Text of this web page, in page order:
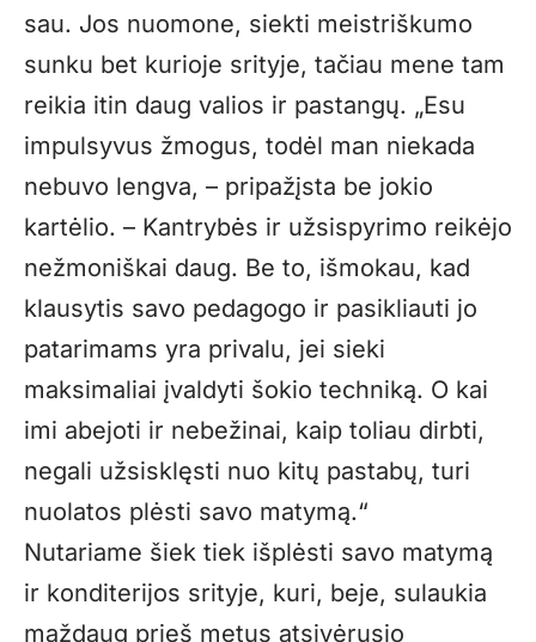
sau. Jos nuomone, siekti meistriškumo
sunku bet kurioje srityje, tačiau mene tam
reikia itin daug valios ir pastangų. „Esu
impulsyvus žmogus, todėl man niekada
nebuvo lengva, – pripažįsta be jokio
kartėlio. – Kantrybės ir užsispyrimo reikėjo
nežmoniškai daug. Be to, išmokau, kad
klausytis savo pedagogo ir pasikliauti jo
patarimams yra privalu, jei sieki
maksimaliai įvaldyti šokio techniką. O kai
imi abejoti ir nebežinai, kaip toliau dirbti,
negali užsisklęsti nuo kitų pastabų, turi
nuolatos plėsti savo matymą.“
Nutariame šiek tiek išplėsti savo matymą
ir konditerijos srityje, kuri, beje, sulaukia
maždaug prieš metus atsivėrusio